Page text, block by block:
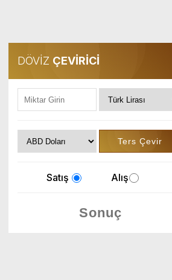
DÖVİZ ÇEVİRİCİ
Satış Alış